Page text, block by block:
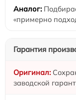
«примерно
Гарантия
заводской